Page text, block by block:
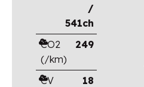
/
541ch
CO2
(/km)
249
CV
18